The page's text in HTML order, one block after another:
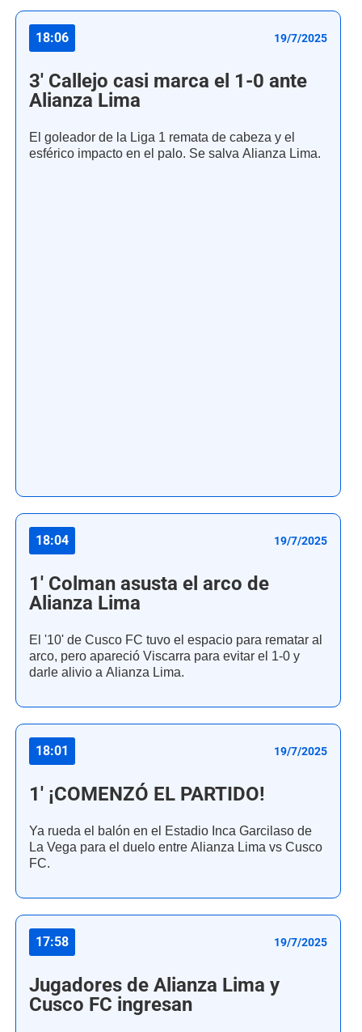
18:06 19/7/2025
3' Callejo casi marca el 1-0 ante
Alianza Lima
El goleador de la Liga 1 remata de cabeza y el
esférico impacto en el palo. Se salva Alianza Lima.
18:04 19/7/2025
1' Colman asusta el arco de
Alianza Lima
El '10' de Cusco FC tuvo el espacio para rematar al
arco, pero apareció Viscarra para evitar el 1-0 y
darle alivio a Alianza Lima.
18:01 19/7/2025
1' ¡COMENZÓ EL PARTIDO!
Ya rueda el balón en el Estadio Inca Garcilaso de
La Vega para el duelo entre Alianza Lima vs Cusco
FC.
17:58 19/7/2025
Jugadores de Alianza Lima y
Cusco FC ingresan